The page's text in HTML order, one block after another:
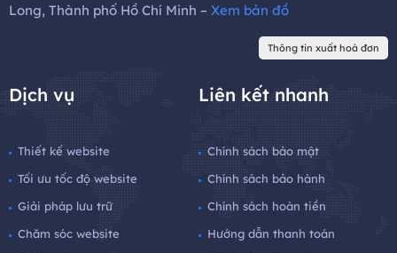
Long, Thành phố Hồ Chí Minh – Xem bản đồ
Thông tin xuất hoá đơn
Dịch vụ
Thiết kế website
Tối ưu tốc độ website
Giải pháp lưu trữ
Chăm sóc website
Liên kết nhanh
Chính sách bảo mật
Chính sách bảo hành
Chính sách hoàn tiền
Hướng dẫn thanh toán